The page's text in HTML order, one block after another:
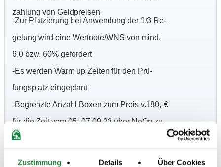
Zustimmung Details Über Cookies
zahlung von Geldpreisen
-Zur Platzierung bei Anwendung der 1/3 Re-
gelung wird eine Wertnote/WNS von mind.
6,0 bzw. 60% gefordert
-Es werden Warm up Zeiten für den Prü-
fungsplatz eingeplant
-Begrenzte Anzahl Boxen zum Preis v.180,-€
für die Zeit vom 05.-07.09.23 über NeOn zu
bestellen. Späne können käuflich erworben